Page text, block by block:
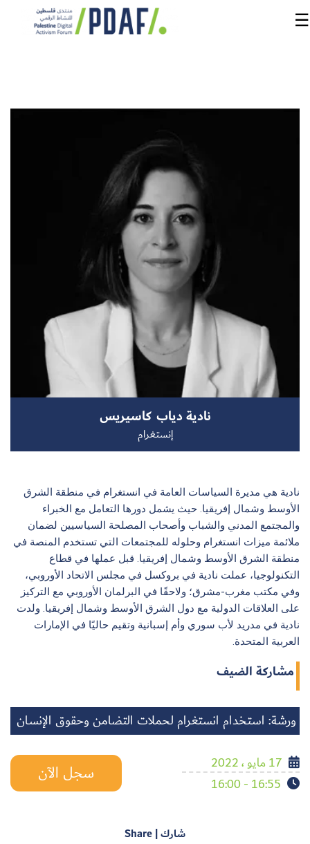
سجل الآن
☰
نادية دياب كاسيريس
إنستغرام
نادية هي مديرة السياسات العامة في انستغرام في منطقة الشرق
الأوسط وشمال إفريقيا. حيث يشمل دورها التعامل مع الخبراء
والمجتمع المدني والشباب وأصحاب المصلحة السياسيين لضمان
ملائمة ميزات انستغرام وحلوله للمجتمعات التي تستخدم المنصة في
منطقة الشرق الأوسط وشمال إفريقيا. قبل عملها في قطاع
التكنولوجيا، عملت نادية في بروكسل في مجلس الاتحاد الأوروبي،
وفي مكتب مغرب-مشرق؛ ولاحقًا في البرلمان الأوروبي مع التركيز
على العلاقات الدولية مع دول الشرق الأوسط وشمال إفريقيا. ولدت
نادية في مدريد لأب سوري وأم إسبانية وتقيم حاليًا في الإمارات
العربية المتحدة.
مشاركة الضيف
ورشة: استخدام انستغرام لحملات التضامن وحقوق الإنسان
17 مايو ، 2022
16:55 - 16:00
سجل الآن
شارك | Share